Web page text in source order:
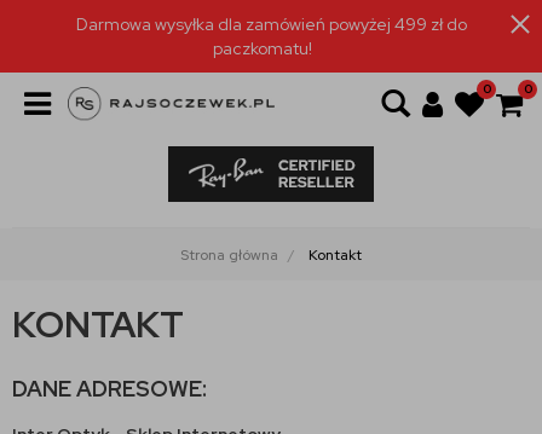
Darmowa wysyłka dla zamówień powyżej 499 zł do
paczkomatu!
0 0
Strona główna Kontakt
KONTAKT
DANE ADRESOWE: